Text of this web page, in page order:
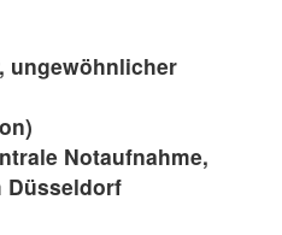
ungewöhnlicher
Notaufnahme,
Düsseldorf